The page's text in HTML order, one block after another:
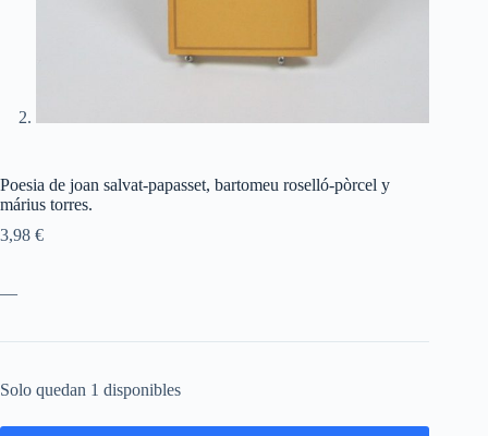
Poesia de joan salvat-papasset, bartomeu roselló-pòrcel y
márius torres.
3,98 €
—
Solo quedan 1 disponibles